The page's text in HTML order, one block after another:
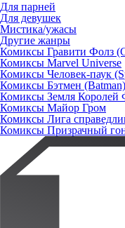
Для парней
Для девушек
Мистика/ужасы
Другие жанры
Комиксы Гравити Фолз
Комиксы Marvel Universe
Комиксы Человек-паук
Комиксы Бэтмен (Batman)
Комиксы Земля Королей
Комиксы Майор Гром
Комиксы Лига
Комиксы Призрачный